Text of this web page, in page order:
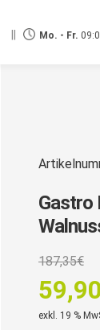
Mo. - Fr.
Gastro
187,35€
exkl. 19 %